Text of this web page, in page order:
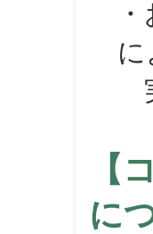
・
実
【
に